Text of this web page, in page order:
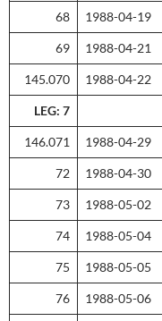
68 1988-04-19
69 1988-04-21
145.070 1988-04-22
LEG: 7
146.071 1988-04-29
72 1988-04-30
73 1988-05-02
74 1988-05-04
75 1988-05-05
76 1988-05-06